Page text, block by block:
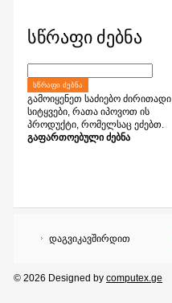
სწრაფი ძებნა
ᲡᲬᲠᲐᲤᲘ ᲫᲔᲑᲜᲐ
გამოიყენეთ საძიებო ძირითადი
სიტყვები, რათა იპოვოთ ის
პროდუქტი, რომელსაც ეძებთ.
გაფართოებული ძებნა
დაგვიკავშირდით
© 2026 Designed by computex.ge